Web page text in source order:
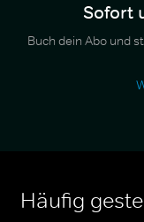
Sofort
Buch dein Abo und
Häufig